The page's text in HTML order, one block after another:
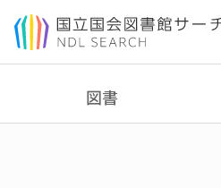
本文へ移動
図書